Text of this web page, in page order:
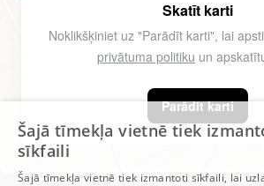
Skatīt karti
Noklikšķiniet uz "Parādīt karti", lai
privātuma politiku un
Parādīt karti
Šajā tīmekļa vietnē tiek
sīkfaili
Šajā tīmekļa vietnē tiek izmantoti sīkfaili, lai